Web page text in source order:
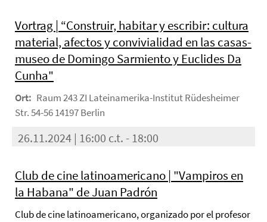
Vortrag | “Construir, habitar y escribir: cultura
material, afectos y convivialidad en las casas-
museo de Domingo Sarmiento y Euclides Da
Cunha"
Ort: Raum 243 ZI Lateinamerika-Institut Rüdesheimer
Str. 54-56 14197 Berlin
26.11.2024 | 16:00 c.t. - 18:00
Club de cine latinoamericano | "Vampiros en
la Habana" de Juan Padrón
Club de cine latinoamericano, organizado por el profesor